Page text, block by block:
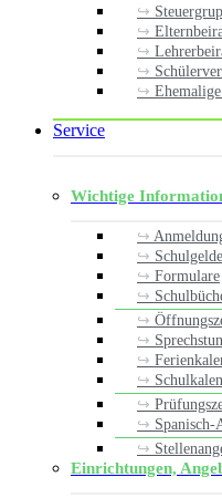
Service
Wichtige
Formulare
Spanisch-
Einrichtungen,